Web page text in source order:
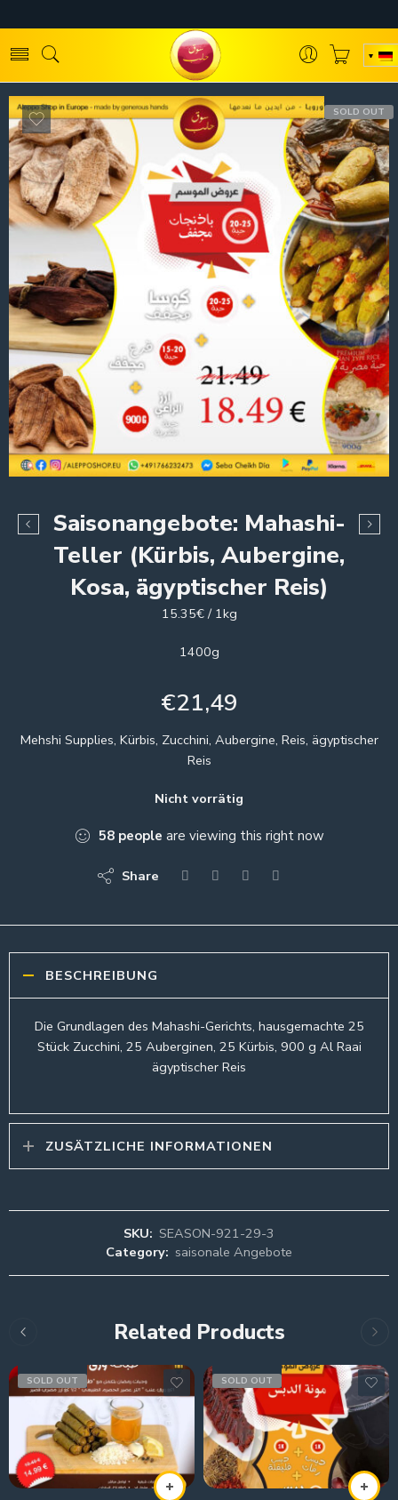
SOLD OUT
Saisonangebote: Mahashi-
Teller (Kürbis, Aubergine,
Kosa, ägyptischer Reis)
15.35€ / 1kg
1400g
€21,49
Mehshi Supplies, Kürbis, Zucchini, Aubergine, Reis, ägyptischer
Reis
Nicht vorrätig
58 people are viewing this right now
Share
BESCHREIBUNG
Die Grundlagen des Mahashi-Gerichts, hausgemachte 25
Stück Zucchini, 25 Auberginen, 25 Kürbis, 900 g Al Raai
ägyptischer Reis
ZUSÄTZLICHE INFORMATIONEN
SKU: SEASON-921-29-3
Category: saisonale Angebote
Related Products
SOLD OUT SOLD OUT